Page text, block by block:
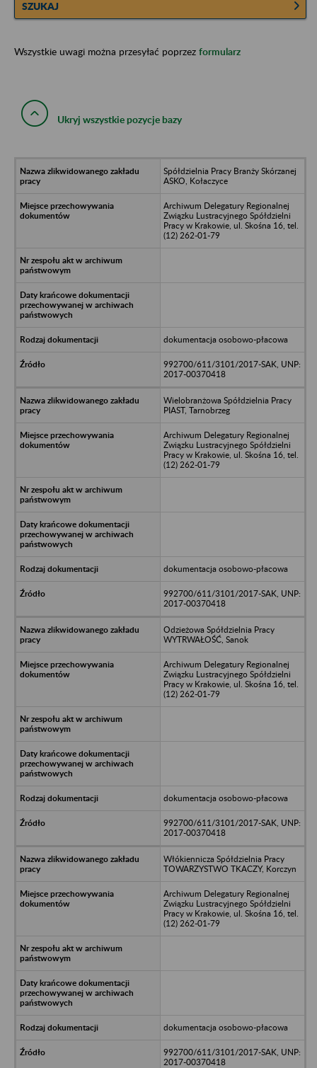
SZUKAJ
Wszystkie uwagi można przesyłać poprzez formularz
Ukryj wszystkie pozycje bazy
Spółdzielnia Pracy Branży Skórzanej
ASKO, Kołaczyce
Archiwum Delegatury Regionalnej
Związku Lustracyjnego Spółdzielni
Pracy w Krakowie, ul. Skośna 16, tel.
(12) 262-01-79
dokumentacja osobowo-płacowa
992700/611/3101/2017-SAK, UNP:
2017-00370418
Wielobranżowa Spółdzielnia Pracy
PIAST, Tarnobrzeg
Archiwum Delegatury Regionalnej
Związku Lustracyjnego Spółdzielni
Pracy w Krakowie, ul. Skośna 16, tel.
(12) 262-01-79
dokumentacja osobowo-płacowa
992700/611/3101/2017-SAK, UNP:
2017-00370418
Odzieżowa Spółdzielnia Pracy
WYTRWAŁOŚĆ, Sanok
Archiwum Delegatury Regionalnej
Związku Lustracyjnego Spółdzielni
Pracy w Krakowie, ul. Skośna 16, tel.
(12) 262-01-79
dokumentacja osobowo-płacowa
992700/611/3101/2017-SAK, UNP:
2017-00370418
Włókiennicza Spółdzielnia Pracy
TOWARZYSTWO TKACZY, Korczyn
Archiwum Delegatury Regionalnej
Związku Lustracyjnego Spółdzielni
Pracy w Krakowie, ul. Skośna 16, tel.
(12) 262-01-79
dokumentacja osobowo-płacowa
992700/611/3101/2017-SAK, UNP:
2017-00370418